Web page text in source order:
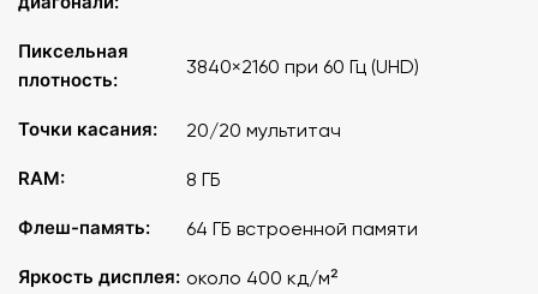
Пиксельная
плотность:
3840×2160 при 60 Гц (UHD)
Точки касания: 20/20 мультитач
RAM: 8 ГБ
Флеш-память: 64 ГБ встроенной памяти
Яркость дисплея: около 400 кд/м²